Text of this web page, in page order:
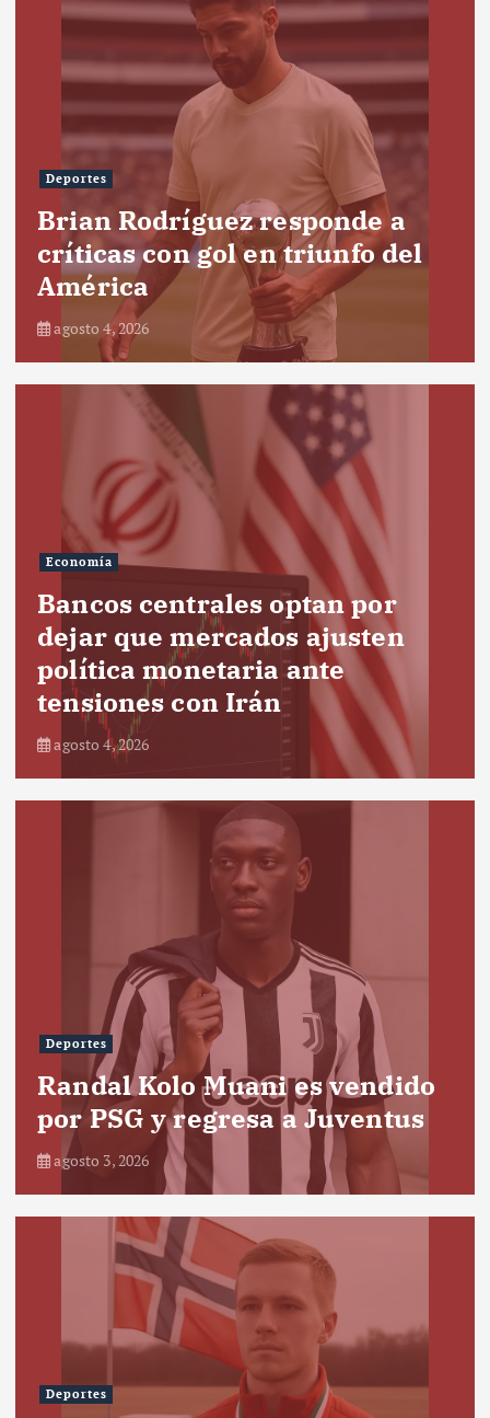
Deportes
Brian Rodríguez responde a
críticas con gol en triunfo del
América
agosto 4, 2026
Economía
Bancos centrales optan por
dejar que mercados ajusten
política monetaria ante
tensiones con Irán
agosto 4, 2026
Deportes
Randal Kolo Muani es vendido
por PSG y regresa a Juventus
agosto 3, 2026
Deportes